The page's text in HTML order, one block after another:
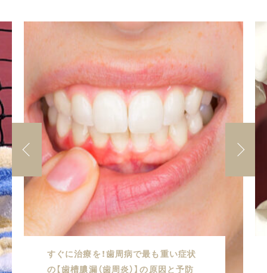
すぐに治療を！歯周病で最も重い症状
の【歯槽膿漏（歯周炎）】の原因と予防